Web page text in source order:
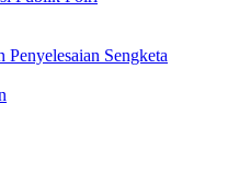
Penyelesaian Sengketa